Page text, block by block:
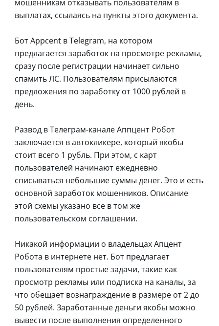
мошенникам отказывать пользователям в
выплатах, ссылаясь на пункты этого документа.
Бот Appcent в Telegram, на котором
предлагается заработок на просмотре рекламы,
сразу после регистрации начинает сильно
спамить ЛС. Пользователям присылаются
предложения по заработку от 1000 рублей в
день.
Развод в Телеграм-канале Аппцент Робот
заключается в автокликере, который якобы
стоит всего 1 рубль. При этом, с карт
пользователей начинают ежедневно
списываться небольшие суммы денег. Это и есть
основной заработок мошенников. Описание
этой схемы указано все в том же
пользовательском соглашении.
Никакой информации о владельцах Апцент
Робота в интернете нет. Бот предлагает
пользователям простые задачи, такие как
просмотр рекламы или подписка на каналы, за
что обещает вознаграждение в размере от 2 до
50 рублей. Заработанные деньги якобы можно
вывести после выполнения определенного